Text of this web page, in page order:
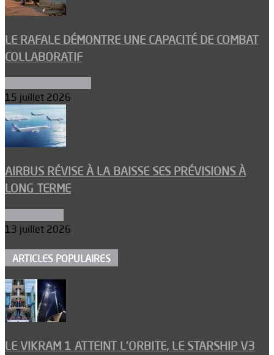
LE RAFALE DÉMONTRE UNE CAPACITÉ DE COMBAT
COLLABORATIF
15 juillet 2026
AIRBUS RÉVISE À LA BAISSE SES PRÉVISIONS À
LONG TERME
13 juillet 2026
ARTICLES POPULAIRES
LE VIKRAM 1 ATTEINT L’ORBITE, LE STARSHIP V3